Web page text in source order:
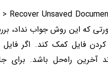
آخرین راه‌حل باشد.